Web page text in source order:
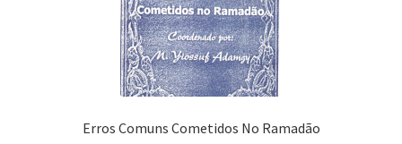
Erros Comuns Cometidos No Ramadão